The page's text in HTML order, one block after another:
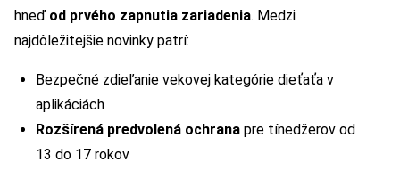
hneď od prvého zapnutia zariadenia. Medzi
najdôležitejšie novinky patrí:
Bezpečné zdieľanie vekovej kategórie dieťaťa v
aplikáciách
Rozšírená predvolená ochrana pre tínedžerov od
13 do 17 rokov